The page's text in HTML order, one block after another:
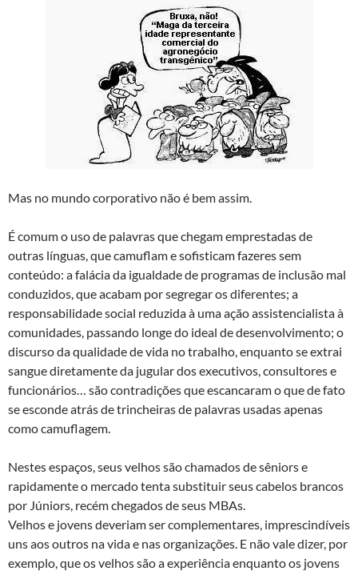
Mas no mundo corporativo não é bem assim.
É comum o uso de palavras que chegam emprestadas de
outras línguas, que camuflam e sofisticam fazeres sem
conteúdo: a falácia da igualdade de programas de inclusão mal
conduzidos, que acabam por segregar os diferentes; a
responsabilidade social reduzida à uma ação assistencialista à
comunidades, passando longe do ideal de desenvolvimento; o
discurso da qualidade de vida no trabalho, enquanto se extrai
sangue diretamente da jugular dos executivos, consultores e
funcionários… são contradições que escancaram o que de fato
se esconde atrás de trincheiras de palavras usadas apenas
como camuflagem.
Nestes espaços, seus velhos são chamados de sêniors e
rapidamente o mercado tenta substituir seus cabelos brancos
por Júniors, recém chegados de seus MBAs.
Velhos e jovens deveriam ser complementares, imprescindíveis
uns aos outros na vida e nas organizações. E não vale dizer, por
exemplo, que os velhos são a experiência enquanto os jovens